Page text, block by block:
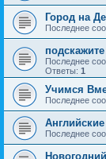
Город на
Последнее
Последнее
Ответы: 1
Учимся
Последнее
Последнее